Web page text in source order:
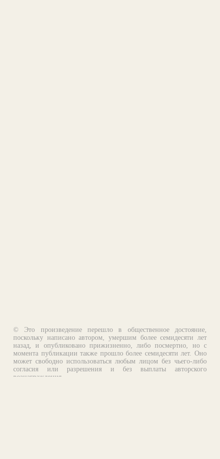
© Это произведение перешло в общественное достояние,
поскольку написано автором, умершим более семидесяти лет
назад, и опубликовано прижизненно, либо посмертно, но с
момента публикации также прошло более семидесяти лет. Оно
может свободно использоваться любым лицом без чьего-либо
согласия или разрешения и без выплаты авторского
вознаграждения.